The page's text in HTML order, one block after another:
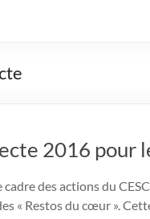
2016 pour
cadre des actions du
« Restos du cœur ».